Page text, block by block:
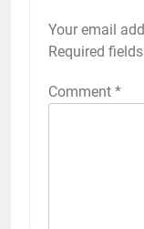
Your email
Required
Comment *